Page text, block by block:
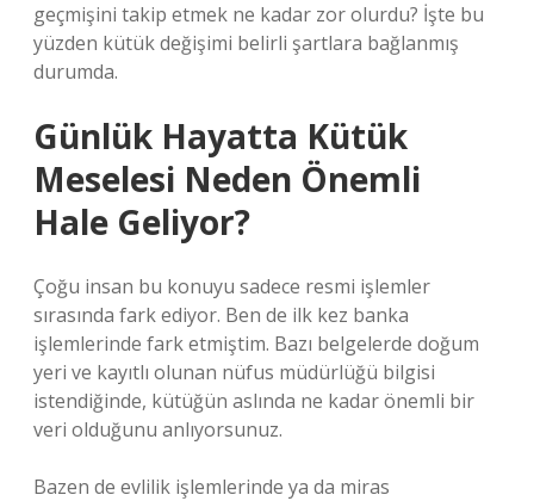
geçmişini takip etmek ne kadar zor olurdu? İşte bu
yüzden kütük değişimi belirli şartlara bağlanmış
durumda.
Günlük Hayatta Kütük
Meselesi Neden Önemli
Hale Geliyor?
Çoğu insan bu konuyu sadece resmi işlemler
sırasında fark ediyor. Ben de ilk kez banka
işlemlerinde fark etmiştim. Bazı belgelerde doğum
yeri ve kayıtlı olunan nüfus müdürlüğü bilgisi
istendiğinde, kütüğün aslında ne kadar önemli bir
veri olduğunu anlıyorsunuz.
Bazen de evlilik işlemlerinde ya da miras